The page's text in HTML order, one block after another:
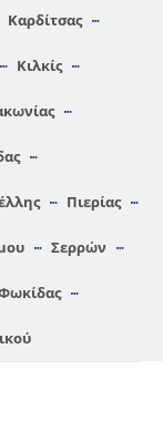
Καρδίτσας
Κιλκίς
Πιερίας
Σερρών